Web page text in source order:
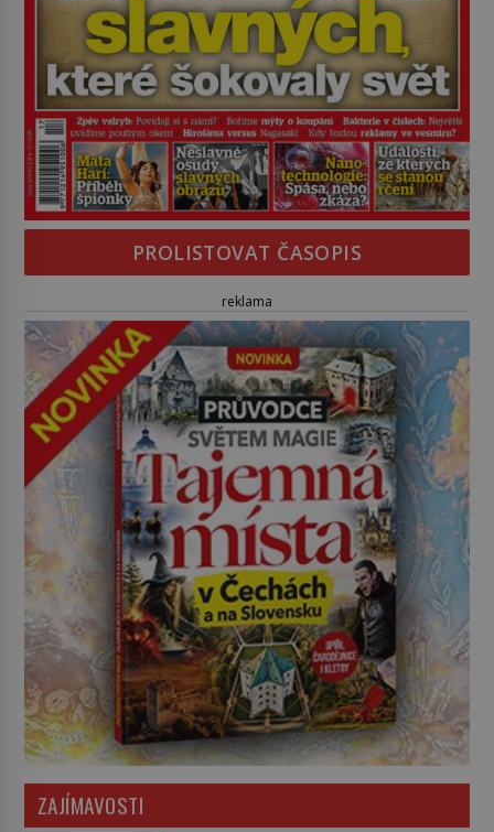
PROLISTOVAT ČASOPIS
reklama
ZAJÍMAVOSTI